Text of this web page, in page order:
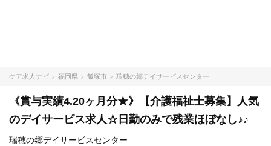
ケア求人ナビ 福岡県 飯塚市 瑞穂の郷デイサービスセンター
《賞与実績4.20ヶ月分★》【介護福祉士募集】人気
のデイサービス求人☆日勤のみで残業ほぼなし♪♪
瑞穂の郷デイサービスセンター